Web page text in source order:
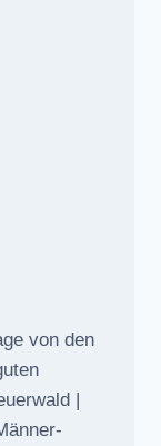
von den
|